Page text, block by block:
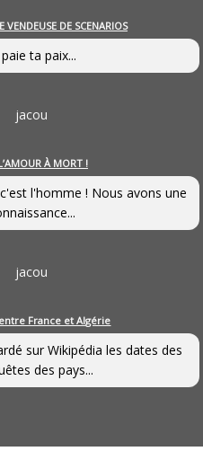
VENDEUSE DE SCENARIOS
paie ta paix...
jacou
À MORT !
l'homme ! Nous avons une
jacou
France et Algérie
sur Wikipédia les dates des
des pays...